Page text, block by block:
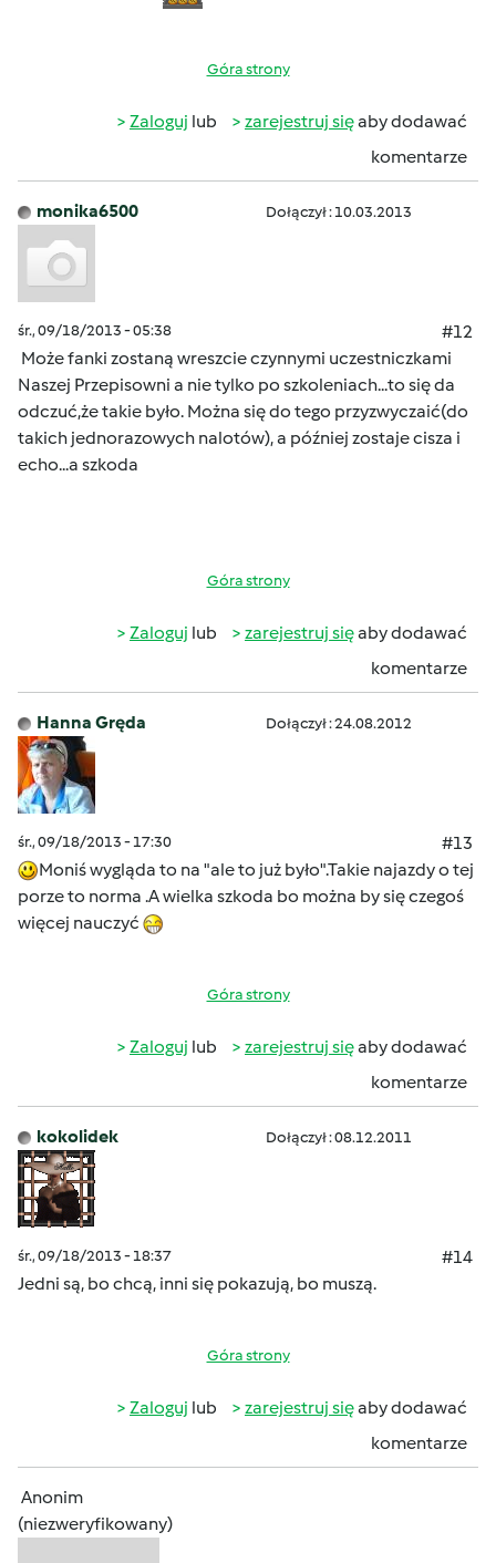
Góra strony
Zaloguj lub zarejestruj sięaby dodawać
komentarze
monika6500 Dołączył : 10.03.2013
śr., 09/18/2013 - 05:38
#12
Może fanki zostaną wreszcie czynnymi uczestniczkami
Naszej Przepisowni a nie tylko po szkoleniach...to się da
odczuć,że takie było. Można się do tego przyzwyczaić(do
takich jednorazowych nalotów), a później zostaje cisza i
echo...a szkoda
Góra strony
Zaloguj lub zarejestruj sięaby dodawać
komentarze
Hanna Gręda Dołączył : 24.08.2012
śr., 09/18/2013 - 17:30
#13
Moniś wygląda to na "ale to już było".Takie najazdy o tej
porze to norma .A wielka szkoda bo można by się czegoś
więcej nauczyć
Góra strony
Zaloguj lub zarejestruj sięaby dodawać
komentarze
kokolidek Dołączył : 08.12.2011
śr., 09/18/2013 - 18:37
#14
Jedni są, bo chcą, inni się pokazują, bo muszą.
Góra strony
Zaloguj lub zarejestruj sięaby dodawać
komentarze
Anonim
(niezweryfikowany)